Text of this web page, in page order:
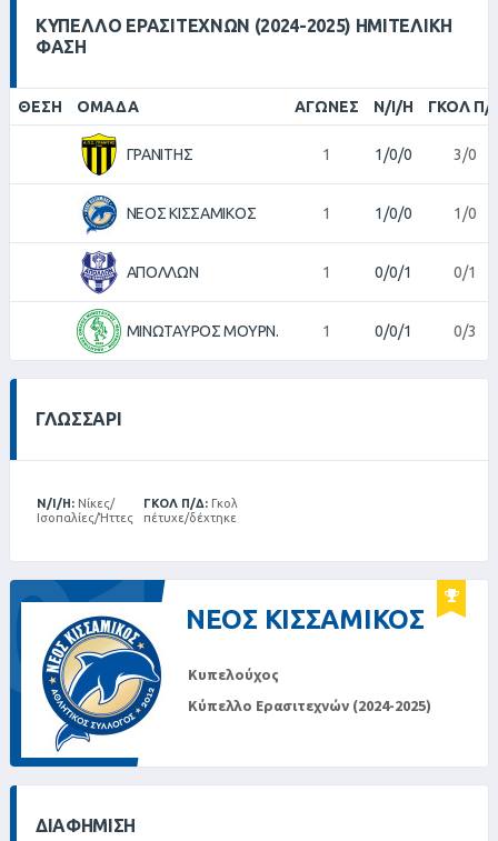
ΚΎΠΕΛΛΟ ΕΡΑΣΙΤΕΧΝΏΝ (2024-2025) ΗΜΙΤΕΛΙΚΉ
ΦΆΣΗ
ΘΈΣΗ ΟΜΆΔΑ ΑΓΏΝΕΣ Ν/Ι/Η ΓΚΟΛ Π/
ΓΡΑΝΙΤΗΣ 1 1/0/0 3/0
ΝΕΟΣ ΚΙΣΣΑΜΙΚΟΣ 1 1/0/0 1/0
ΑΠΟΛΛΩΝ 1 0/0/1 0/1
ΜΙΝΩΤΑΥΡΟΣ ΜΟΥΡΝ. 1 0/0/1 0/3
ΓΛΩΣΣΆΡΙ
Ν/Ι/Η: Νίκες/
Ισοπαλίες/Ήττες
ΓΚΟΛ Π/Δ:Γκολ
πέτυχε/δέχτηκε
ΝΕΟΣ ΚΙΣΣΑΜΙΚΟΣ
Κυπελούχος
Κύπελλο Ερασιτεχνών (2024-2025)
ΔΙΑΦΉΜΙΣΗ